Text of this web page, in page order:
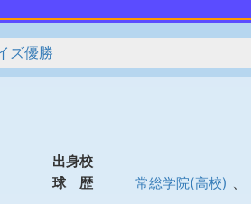
ズ優勝
出身校
球 歴
常総学院(高校) 、